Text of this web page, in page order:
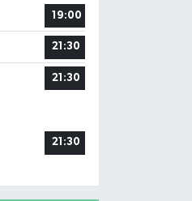
19:00
21:30
21:30
21:30